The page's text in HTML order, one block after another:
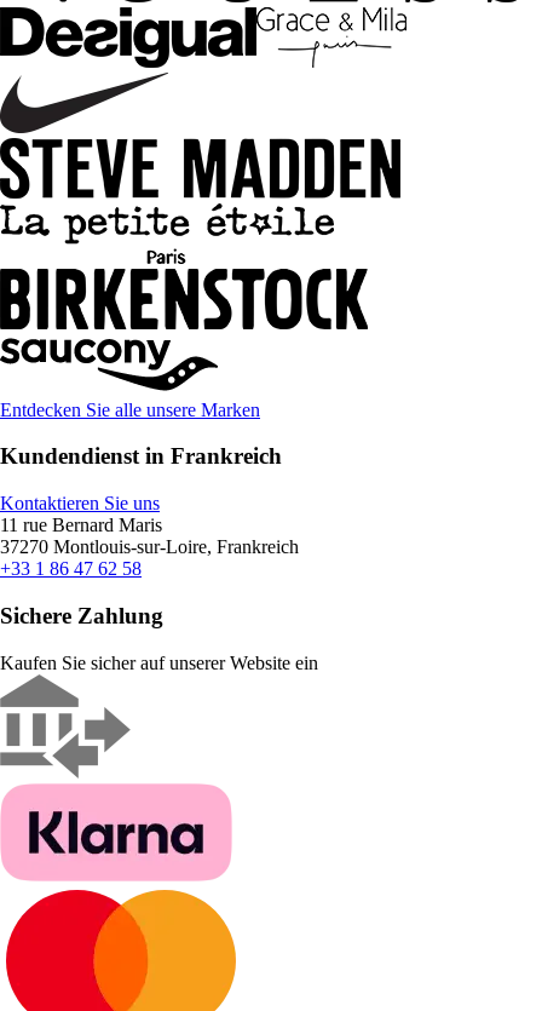
Entdecken Sie alle unsere Marken
Kundendienst in Frankreich
Kontaktieren Sie uns
11 rue Bernard Maris
37270 Montlouis-sur-Loire, Frankreich
+33 1 86 47 62 58
Sichere Zahlung
Kaufen Sie sicher auf unserer Website ein